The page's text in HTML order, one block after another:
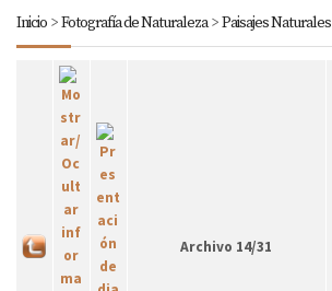
Inicio>Fotografía de Naturaleza>Paisajes Naturales
Archivo 14/31